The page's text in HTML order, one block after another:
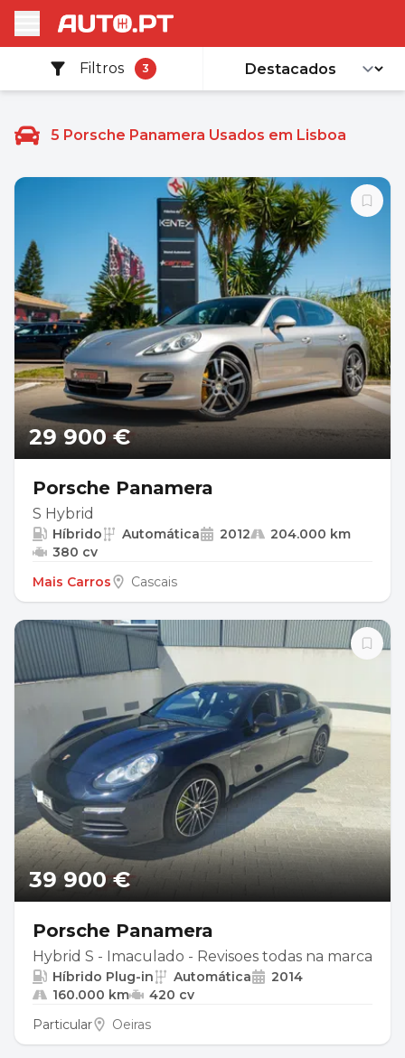
Filtros 3
5 Porsche Panamera Usados em Lisboa
29 900 €
Porsche Panamera
S Hybrid
Híbrido Automática 2012
204.000 km
380 cv
Mais Carros
Cascais
39 900 €
Porsche Panamera
Hybrid S - Imaculado - Revisoes todas na marca
Híbrido Plug-in Automática
2014
160.000 km
420 cv
Particular
Oeiras